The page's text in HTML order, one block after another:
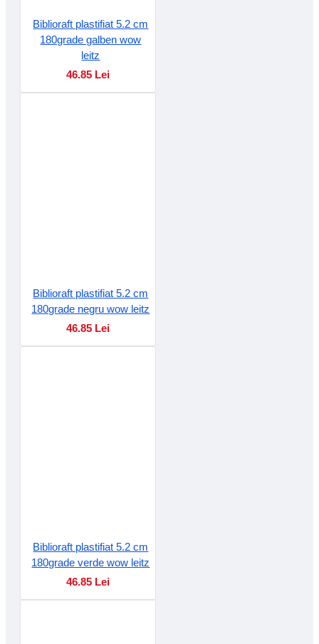
Biblioraft plastifiat 5.2 cm
180grade galben wow
leitz
46.85 Lei
Biblioraft plastifiat 5.2 cm
180grade negru wow leitz
46.85 Lei
Biblioraft plastifiat 5.2 cm
180grade verde wow leitz
46.85 Lei